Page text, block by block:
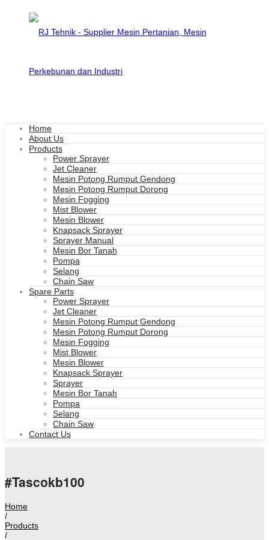
Home
About Us
Products
Power Sprayer
Jet Cleaner
Mesin Potong Rumput Gendong
Mesin Potong Rumput Dorong
Mesin Fogging
Mist Blower
Mesin Blower
Knapsack Sprayer
Sprayer Manual
Mesin Bor Tanah
Pompa
Selang
Chain Saw
Spare Parts
Power Sprayer
Jet Cleaner
Mesin Potong Rumput Gendong
Mesin Potong Rumput Dorong
Mesin Fogging
Mist Blower
Mesin Blower
Knapsack Sprayer
Sprayer
Mesin Bor Tanah
Pompa
Selang
Chain Saw
Contact Us
#Tascokb100
Home
/
Products
/